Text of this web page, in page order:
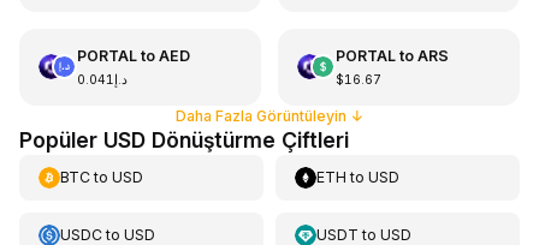
PORTALto AED
د.إ0.041
PORTALto ARS
$16.67
Daha Fazla Görüntüleyin ↓
Popüler USD Dönüştürme Çiftleri
BTCto USD ETH toUSD
USDCto USD USDT toUSD